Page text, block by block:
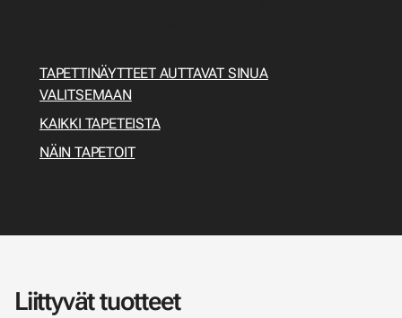
TAPETTINÄYTTEET AUTTAVAT SINUA
VALITSEMAAN
KAIKKI TAPETEISTA
NÄIN TAPETOIT
Liittyvät tuotteet